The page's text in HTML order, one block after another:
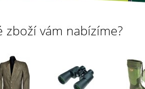
zboží vám nabízíme?